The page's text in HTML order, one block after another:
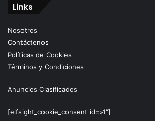
Links
Nosotros
Contáctenos
Políticas de Cookies
Términos y Condiciones
Anuncios Clasificados
[elfsight_cookie_consent id=»1″]